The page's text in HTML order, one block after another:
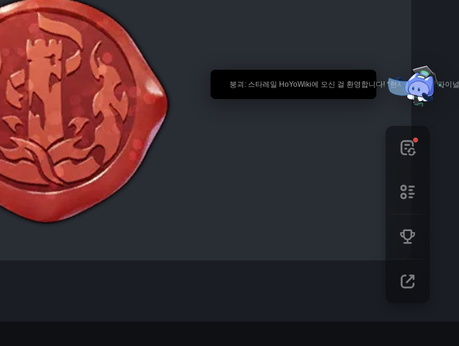
🎉 붕괴: 스타레일 HoYoWiki에 오신 걸 환영합니다! *현재 내용은 「파